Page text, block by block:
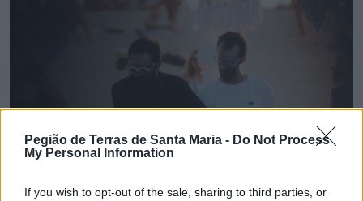
Pegião de Terras de Santa Maria - Do Not Process
My Personal Information
If you wish to opt-out of the sale, sharing to third parties, or